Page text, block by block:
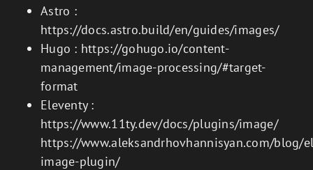
Astro :
https://docs.astro.build/en/guides/images/
Hugo : https://gohugo.io/content-
management/image-processing/#target-
format
Eleventy :
https://www.11ty.dev/docs/plugins/image/
https://www.aleksandrhovhannisyan.com/blog/
image-plugin/